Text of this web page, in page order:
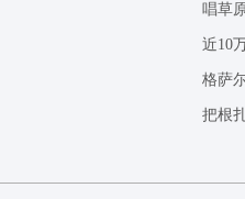
唱草
近10
格萨
把根